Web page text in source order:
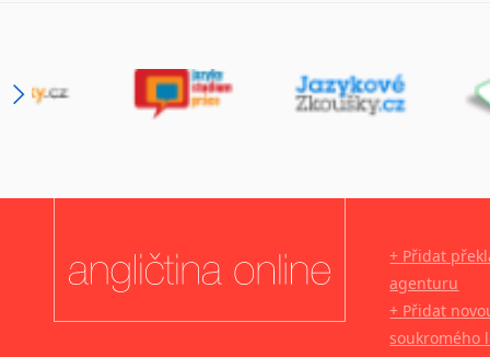
+ Přidat
agenturu
+ Přidat
soukromého